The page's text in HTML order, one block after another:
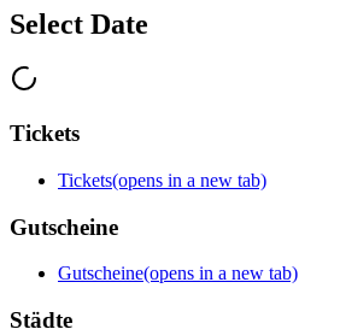
Select Date
Tickets
Tickets(opens in a new tab)
Gutscheine
Gutscheine(opens in a new tab)
Städte